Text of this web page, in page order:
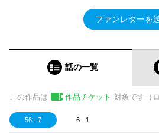
ファンレターを
話の一覧
この作品は 作品チケット 対象です（
56 - 7 6 - 1